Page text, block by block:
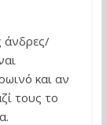
άνδρες/
και αν
τους το